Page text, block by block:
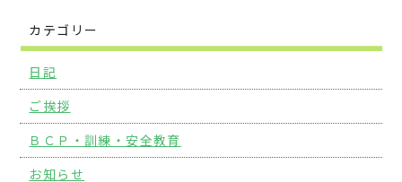
カテゴリー
日記
ご挨拶
ＢＣＰ・訓練・安全教育
お知らせ